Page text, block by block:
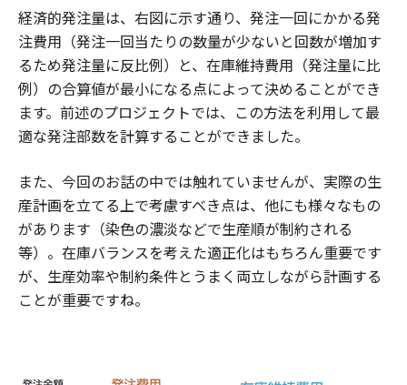
経済的発注量は、右図に示す通り、発注一回にかかる発
注費用（発注一回当たりの数量が少ないと回数が増加す
るため発注量に反比例）と、在庫維持費用（発注量に比
例）の合算値が最小になる点によって決めることができ
ます。前述のプロジェクトでは、この方法を利用して最
適な発注部数を計算することができました。
また、今回のお話の中では触れていませんが、実際の生
産計画を立てる上で考慮すべき点は、他にも様々なもの
があります（染色の濃淡などで生産順が制約される
等）。在庫バランスを考えた適正化はもちろん重要です
が、生産効率や制約条件とうまく両立しながら計画する
ことが重要ですね。